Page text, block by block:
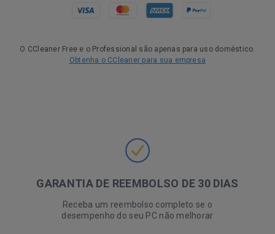
O CCleaner Free e o Professional são apenas para uso doméstico.
Obtenha o CCleaner para sua empresa
GARANTIA DE REEMBOLSO DE 30 DIAS
Receba um reembolso completo se o
desempenho do seu PC não melhorar